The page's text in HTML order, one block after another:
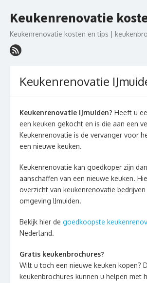
naar
inhoud
Keukenrenovatie
Keukenrenovatie kosten en tips |
Keukenrenovatie
Keukenrenovatie IJmuiden? Heeft u
een keuken gekocht en is die aan een
Keukenrenovatie is de vervanger voor
een nieuwe keuken.
Keukenrenovatie kan goedkoper zijn
aanschaffen van een nieuwe keuken.
overzicht van keukenrenovatie bedrijven
omgeving IJmuiden.
Bekijk hier de goedkoopste
Nederland.
Gratis keukenbrochures?
Wilt u toch een nieuwe keuken kopen?
keukenbrochures kunnen u helpen met